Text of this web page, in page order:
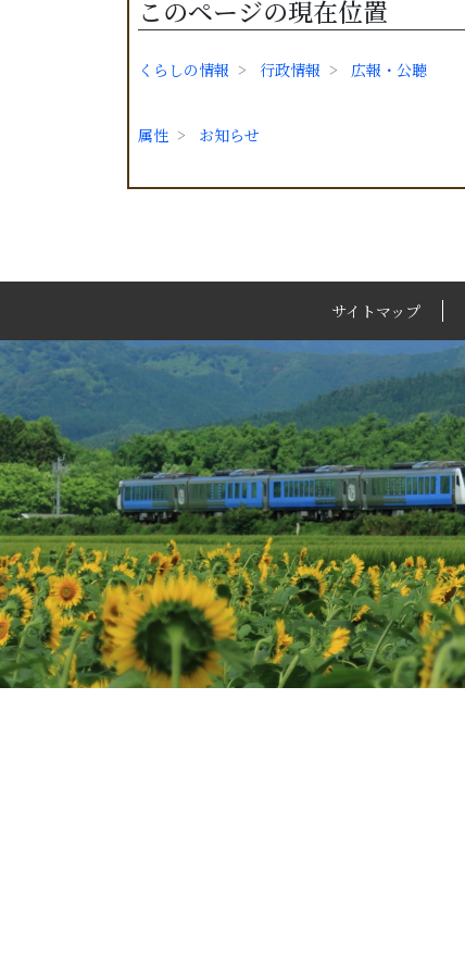
このページの現在位置
くらしの情報 行政情報 広報・公聴
属性 お知らせ
サイトマップ